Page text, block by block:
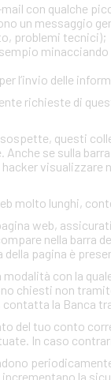
con qualche
un messaggio
problemi tecnici);
l’invio delle
richieste di
questi
Anche se sulla
visualizzare
molto lunghi,
web,
nella barra
pagina è
con la
chiesti non
la Banca
del tuo conto
In caso
la